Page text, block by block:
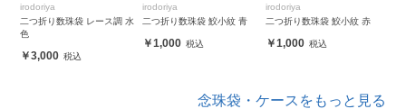
irodoriya
二つ折り数珠袋 レース調 水
色
3,000
irodoriya
二つ折り数珠袋 鮫小紋 青
1,000
irodoriya
二つ折り数珠袋 鮫小紋 赤
1,000
念珠袋・ケースをもっと見る